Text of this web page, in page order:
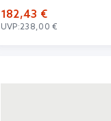
182,43 €
UVP:238,00 €